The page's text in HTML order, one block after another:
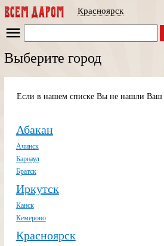
Красноярск
Выберите город
Если в нашем списке Вы не нашли Ваш
Абакан
Ачинск
Барнаул
Братск
Иркутск
Канск
Кемерово
Красноярск